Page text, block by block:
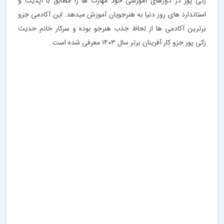
استاندارد های روز دنیا به هنرجویان آموزش میدهد. این آکادمی جزو
برترین آکادمی ها از لحاظ جذب هنرجو بوده و‌ سرکار خانم حدیث
زکی پور جزو کار آفرینان برتر سال ۱۴۰۳ معرفی شده است.